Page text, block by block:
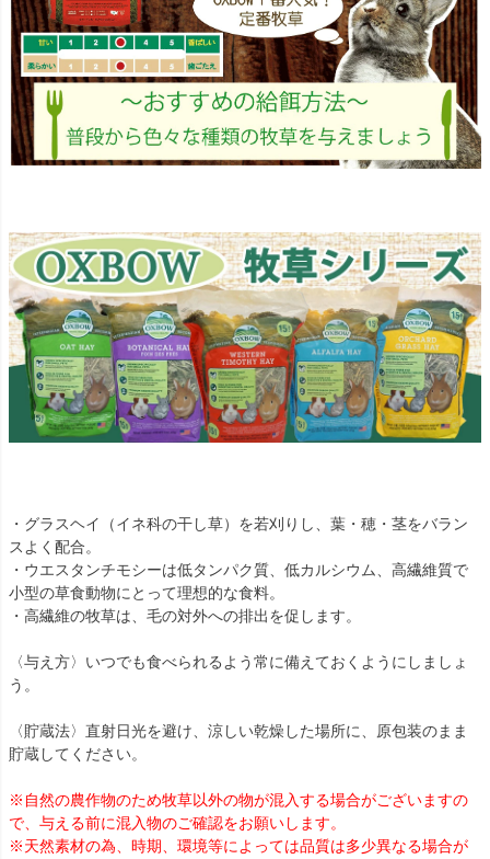
・グラスヘイ（イネ科の干し草）を若刈りし、葉・穂・茎をバラン
スよく配合。
・ウエスタンチモシーは低タンパク質、低カルシウム、高繊維質で
小型の草食動物にとって理想的な食料。
・高繊維の牧草は、毛の対外への排出を促します。
〈与え方〉いつでも食べられるよう常に備えておくようにしましょ
う。
〈貯蔵法〉直射日光を避け、涼しい乾燥した場所に、原包装のまま
貯蔵してください。
※自然の農作物のため牧草以外の物が混入する場合がございますの
で、与える前に混入物のご確認をお願いします。
※天然素材の為、時期、環境等によっては品質は多少異なる場合が